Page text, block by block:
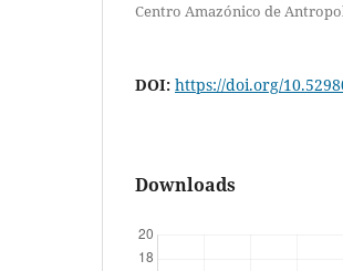
Centro Amazónico de
DOI: https://doi.org/
Downloads